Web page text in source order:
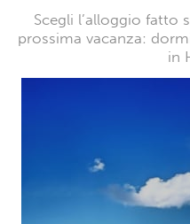
Scegli l’alloggio fatto
prossima vacanza:
in